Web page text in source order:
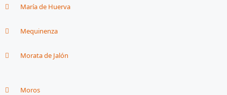
María de Huerva
Mequinenza
Morata de Jalón
Moros